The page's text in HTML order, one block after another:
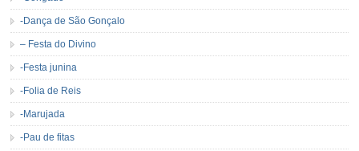
-Dança de São Gonçalo
– Festa do Divino
-Festa junina
-Folia de Reis
-Marujada
-Pau de fitas